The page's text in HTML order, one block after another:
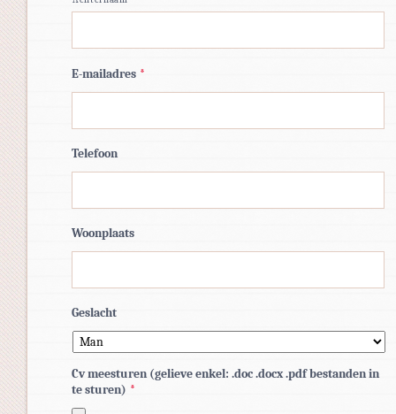
E-mailadres *
Telefoon
Woonplaats
Geslacht
Cv meesturen (gelieve enkel: .doc .docx .pdf bestanden in
te sturen) *